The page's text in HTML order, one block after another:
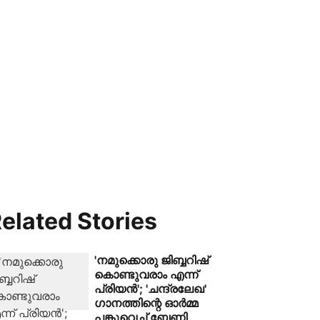
Stories
'നമുക്കൊരു ജിബ്ബറിഷ്
കൊണ്ടുവരാം എന്ന്
പ്രിയൻ'; 'ചന്ദ്രലേഖ'
ഗാനത്തിന്റെ ഓർമ്മ
പങ്കുവെച്ച് ബേണി